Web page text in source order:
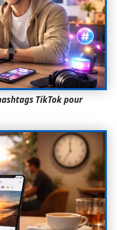
TikTok pour